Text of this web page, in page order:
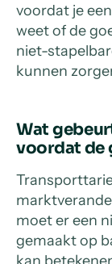
voordat je
weet of de
niet-
kunnen
Wat
voordat de
moet er een
gemaakt op